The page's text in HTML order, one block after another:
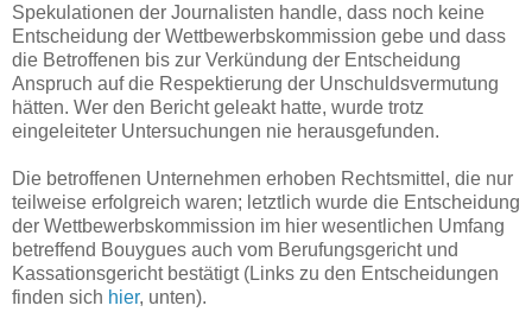
Spekulationen der Journalisten handle, dass noch keine
Entscheidung der Wettbewerbskommission gebe und dass
die Betroffenen bis zur Verkündung der Entscheidung
Anspruch auf die Respektierung der Unschuldsvermutung
hätten. Wer den Bericht geleakt hatte, wurde trotz
eingeleiteter Untersuchungen nie herausgefunden.
Die betroffenen Unternehmen erhoben Rechtsmittel, die nur
teilweise erfolgreich waren; letztlich wurde die Entscheidung
der Wettbewerbskommission im hier wesentlichen Umfang
betreffend Bouygues auch vom Berufungsgericht und
Kassationsgericht bestätigt (Links zu den Entscheidungen
finden sich hier, unten).